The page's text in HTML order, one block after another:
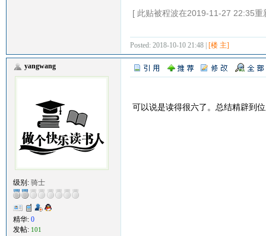
[ 此贴被程波在2019-11-27 22:35重
Posted: 2018-10-10 21:48 | [楼 主]
yangwang
级别: 骑士
精华: 0
发帖: 101
可以说是读得很六了。总结精辟到